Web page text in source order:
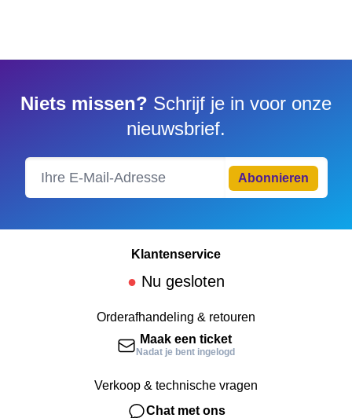
Niets missen? Schrijf je in voor onze
nieuwsbrief.
Abonnieren
Klantenservice
● Nu gesloten
Orderafhandeling & retouren
Maak een ticket
Nadat je bent ingelogd
Verkoop & technische vragen
Chat met ons